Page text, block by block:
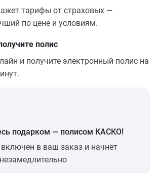
тарифы от страховых —
по цене и условиям.
полис
и получите электронный полис на
подарком — полисом КАСКО!
в ваш заказ и начнет